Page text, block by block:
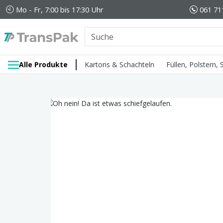
Mo - Fr, 7:00 bis 17:30 Uhr 061
Alle Produkte Kartons & Schachteln Füllen, Polstern,